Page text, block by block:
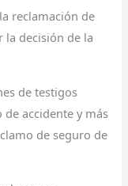
reclamación de
la decisión de la
de testigos
accidente y más
de seguro de